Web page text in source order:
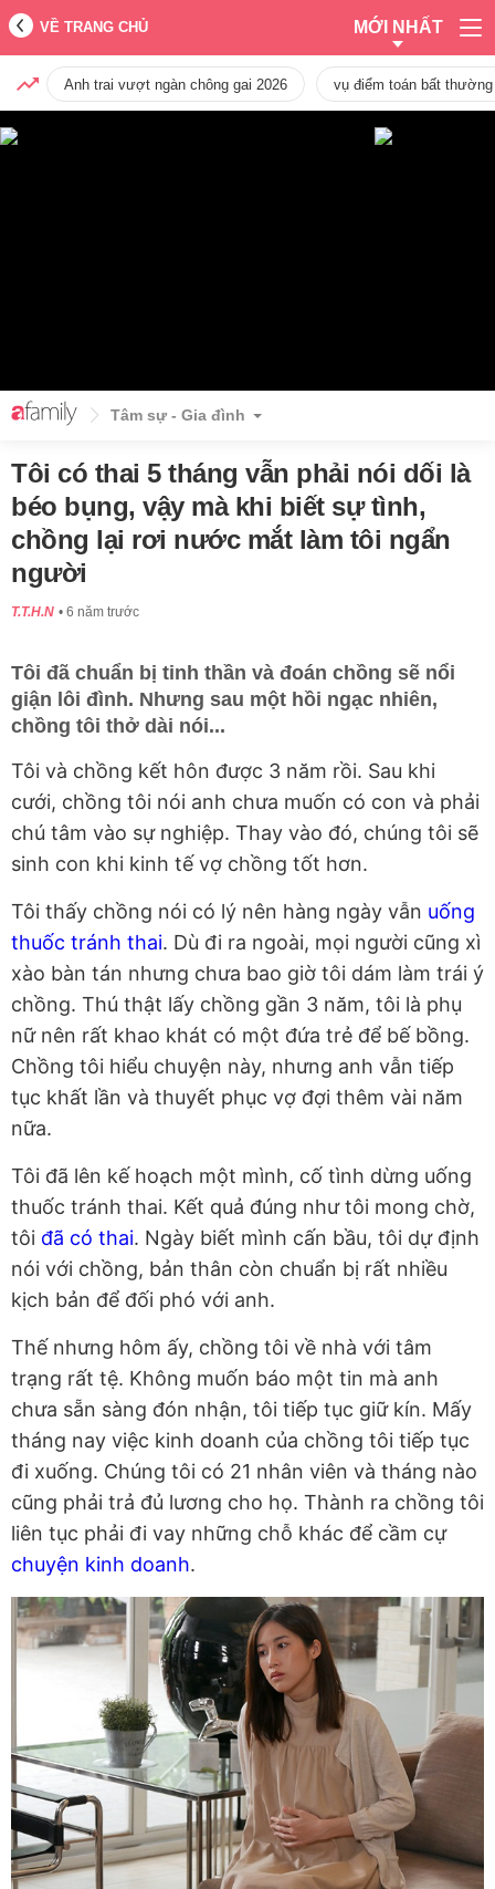
VỀ TRANG CHỦ MỚI NHẤT
Anh trai vượt ngàn chông gai 2026 vụ điểm toán bất
Tâm sự - Gia đình
Tôi có thai 5 tháng vẫn phải nói dối là
béo bụng, vậy mà khi biết sự tình,
chồng lại rơi nước mắt làm tôi ngẩn
người
T.T.H.N 6 năm trước
Tôi đã chuẩn bị tinh thần và đoán chồng sẽ nổi
giận lôi đình. Nhưng sau một hồi ngạc nhiên,
chồng tôi thở dài nói...
Tôi và chồng kết hôn được 3 năm rồi. Sau khi
cưới, chồng tôi nói anh chưa muốn có con và phải
chú tâm vào sự nghiệp. Thay vào đó, chúng tôi sẽ
sinh con khi kinh tế vợ chồng tốt hơn.
Tôi thấy chồng nói có lý nên hàng ngày vẫn uống
thuốc tránh thai. Dù đi ra ngoài, mọi người cũng xì
xào bàn tán nhưng chưa bao giờ tôi dám làm trái ý
chồng. Thú thật lấy chồng gần 3 năm, tôi là phụ
nữ nên rất khao khát có một đứa trẻ để bế bồng.
Chồng tôi hiểu chuyện này, nhưng anh vẫn tiếp
tục khất lần và thuyết phục vợ đợi thêm vài năm
nữa.
Tôi đã lên kế hoạch một mình, cố tình dừng uống
thuốc tránh thai. Kết quả đúng như tôi mong chờ,
tôi đã có thai. Ngày biết mình cấn bầu, tôi dự định
nói với chồng, bản thân còn chuẩn bị rất nhiều
kịch bản để đối phó với anh.
Thế nhưng hôm ấy, chồng tôi về nhà với tâm
trạng rất tệ. Không muốn báo một tin mà anh
chưa sẵn sàng đón nhận, tôi tiếp tục giữ kín. Mấy
tháng nay việc kinh doanh của chồng tôi tiếp tục
đi xuống. Chúng tôi có 21 nhân viên và tháng nào
cũng phải trả đủ lương cho họ. Thành ra chồng tôi
liên tục phải đi vay những chỗ khác để cầm cự
chuyện kinh doanh.